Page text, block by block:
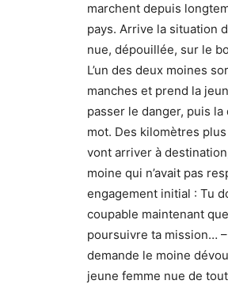
marchent depuis
pays. Arrive la situation
nue, dépouillée, sur le
L’un des deux moines
manches et prend la
passer le danger, puis la
mot. Des kilomètres
vont arriver à
moine qui n’avait pas
engagement initial : Tu
coupable maintenant
poursuivre ta mission…
demande le moine
jeune femme nue de